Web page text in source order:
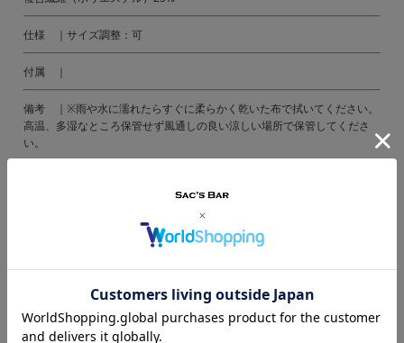
仕様 ｜サイズ調整：可
付属 ｜
備考 ｜※雨や水に濡れたらすぐに柔らかく乾いた布で拭いてください。
高温、多湿なところ保管せず風通しの良い涼しい場所で保管してくださ
い。
● 商品の画像は、できるだけ商品に近いカラーにて掲載をしております。
お客様のモニターの発色または設定により、実際の色味と異なる場合もあ
ります。あらかじめご了承ください。
● メーカーサイズ、もしくは実際に測った寸法となります。商品の素材等
● 天然皮革・素材を使用している商品によっては、天然素材の特性上、部
位により風合いやシミ・シワ感や焦げ、濃淡など多少の個体差がある場合
があります。あらかじめご了承ください。